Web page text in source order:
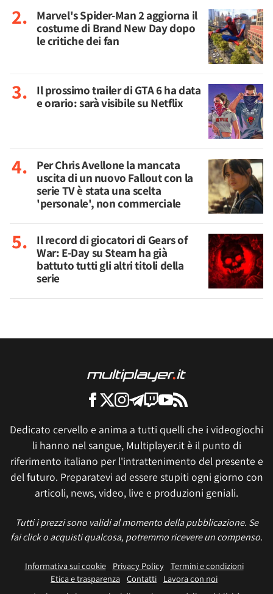
Marvel's Spider-Man 2 aggiorna il
costume di Brand New Day dopo
le critiche dei fan
Il prossimo trailer di GTA 6 ha data
e orario: sarà visibile su Netflix
Per Chris Avellone la mancata
uscita di un nuovo Fallout con la
serie TV è stata una scelta
'personale', non commerciale
Il record di giocatori di Gears of
War: E-Day su Steam ha già
battuto tutti gli altri titoli della
serie
Dedicato cervello e anima a tutti quelli che i videogiochi
li hanno nel sangue, Multiplayer.it è il punto di
riferimento italiano per l'intrattenimento del presente e
del futuro. Preparatevi ad essere stupiti ogni giorno con
articoli, news, video, live e produzioni geniali.
Tutti i prezzi sono validi al momento della pubblicazione. Se
fai click o acquisti qualcosa, potremmo ricevere un compenso.
Informativa sui cookie Privacy Policy
Termini e condizioni
Etica e trasparenza Contatti
Lavora con noi